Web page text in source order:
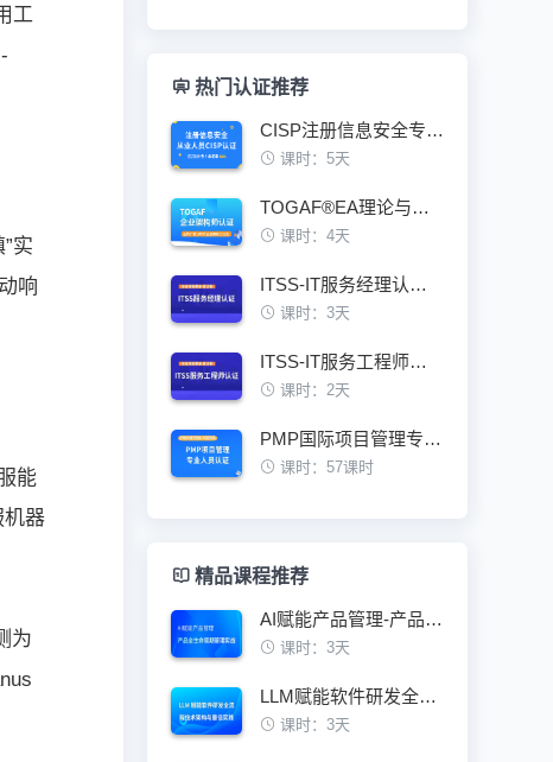
工
实
响
能
机器
为
热门认证推荐
CISP注册信息安全专业人员认证培训班
课时：5天
TOGAF®EA理论与实践鉴定级认证培训班
课时：4天
ITSS-IT服务经理认证培训班
课时：3天
ITSS-IT服务工程师认证培训班
课时：2天
PMP国际项目管理专业人员资格认证培训班
课时：57课时
精品课程推荐
AI赋能产品管理-产品全生命周期管理实战
课时：3天
LLM赋能软件研发全流程技术架构与最佳实践
课时：3天